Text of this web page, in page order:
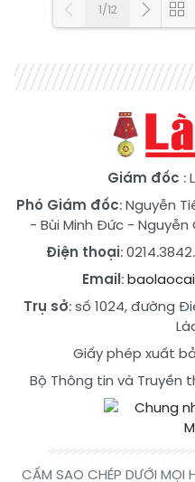
1/12
Giám đốc :
Phó Giám đốc:Nguyễn
- Bùi Minh Đức- Nguyễn
Điện thoại:
Email:
Trụ sở: số 1024, đường
Giấy phép xuất
Bộ Thông tin và Truyền
CẤM SAO CHÉP DƯỚI MỌI